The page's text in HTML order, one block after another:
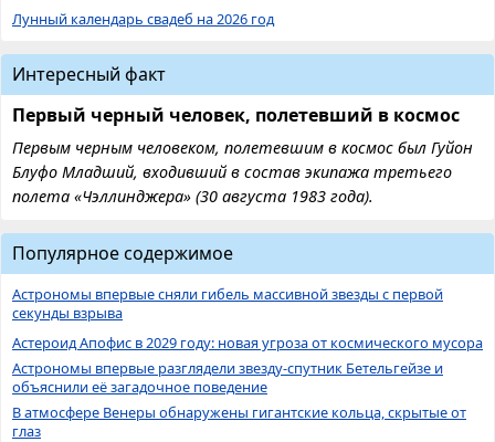
Лунный календарь свадеб на 2026 год
Интересный факт
Первый черный человек, полетевший в космос
Первым черным человеком, полетевшим в космос был Гуйон
Блуфо Младший, входивший в состав экипажа третьего
полета «Чэллинджера» (30 августа 1983 года).
Популярное содержимое
Астрономы впервые сняли гибель массивной звезды с первой
секунды взрыва
Астероид Апофис в 2029 году: новая угроза от космического мусора
Астрономы впервые разглядели звезду-спутник Бетельгейзе и
объяснили её загадочное поведение
В атмосфере Венеры обнаружены гигантские кольца, скрытые от
глаз